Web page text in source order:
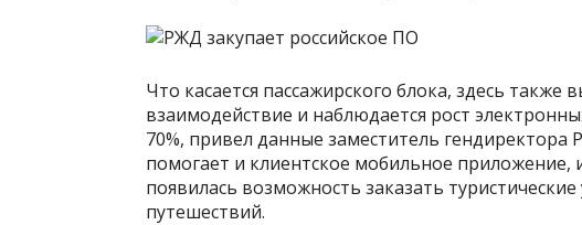
Что касается пассажирского блока, здесь также
взаимодействие и наблюдается рост
70%, привел данные заместитель гендиректора
помогает и клиентское мобильное
появилась возможность заказать
путешествий.